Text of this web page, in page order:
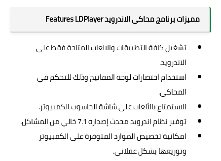
مميزات برنامج محاكي الاندرويد Features LDPlayer
تشغيل كافة التطبيقات والالعاب المتاحة فقط على
الاندرويد.
استخدام اختصارات لوحة المفاتيح وذلك للتحكم في
المحاكي.
الاستمتاع بالألعاب على شاشة الحاسوب الكمبيوتر.
توفير نظام اندرويد محدث إصداره 7.1 خالي من المشاكل.
امكانية تخصيص الموارد المتوفرة على الكمبيوتر
وتوزيعها بشكل عقلاني.